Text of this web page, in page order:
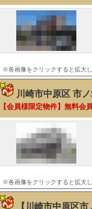
※各画像をクリックすると拡大
川崎市中原区 市
【会員様限定物件】無料会
※各画像をクリックすると拡大
【川崎市中原区